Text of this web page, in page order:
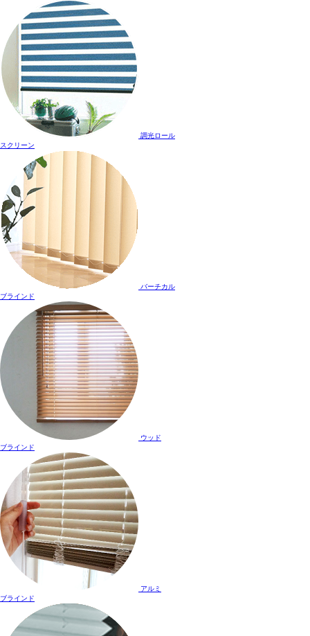
調光ロール
スクリーン
バーチカル
ブラインド
ウッド
ブラインド
アルミ
ブラインド